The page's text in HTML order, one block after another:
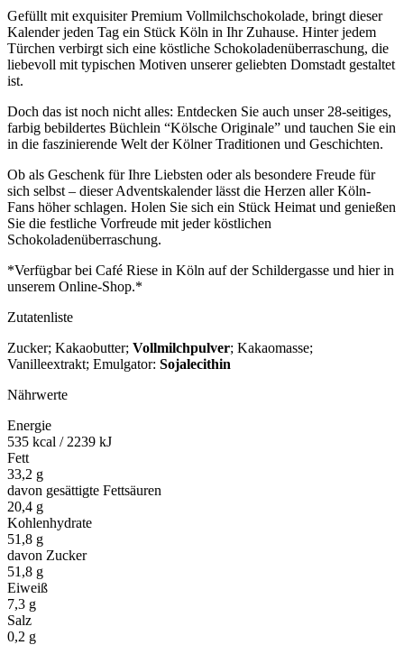
Gefüllt mit exquisiter Premium Vollmilchschokolade, bringt dieser
Kalender jeden Tag ein Stück Köln in Ihr Zuhause. Hinter jedem
Türchen verbirgt sich eine köstliche Schokoladenüberraschung, die
liebevoll mit typischen Motiven unserer geliebten Domstadt gestaltet
ist.
Doch das ist noch nicht alles: Entdecken Sie auch unser 28-seitiges,
farbig bebildertes Büchlein “Kölsche Originale” und tauchen Sie ein
in die faszinierende Welt der Kölner Traditionen und Geschichten.
Ob als Geschenk für Ihre Liebsten oder als besondere Freude für
sich selbst – dieser Adventskalender lässt die Herzen aller Köln-
Fans höher schlagen. Holen Sie sich ein Stück Heimat und genießen
Sie die festliche Vorfreude mit jeder köstlichen
Schokoladenüberraschung.
*Verfügbar bei Café Riese in Köln auf der Schildergasse und hier in
unserem Online-Shop.*
Zutatenliste
Zucker; Kakaobutter; Vollmilchpulver; Kakaomasse;
Vanilleextrakt; Emulgator: Sojalecithin
Nährwerte
Energie
535 kcal / 2239 kJ
Fett
33,2 g
davon gesättigte Fettsäuren
20,4 g
Kohlenhydrate
51,8 g
davon Zucker
51,8 g
Eiweiß
7,3 g
Salz
0,2 g